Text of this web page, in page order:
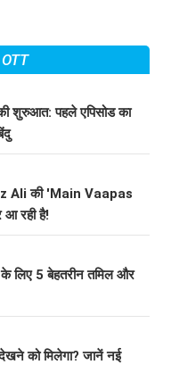
OTT
शुरुआत: पहले एपिसोड का
Ali की 'Main Vaapas
रही है!
लिए 5 बेहतरीन तमिल और
को मिलेगा? जानें नई